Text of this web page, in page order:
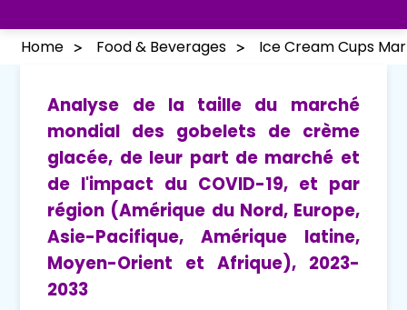
Home Food & Beverages Ice Cream Cups
Analyse de la taille du marché
mondial des gobelets de crème
glacée, de leur part de marché et
de l'impact du COVID-19, et par
région (Amérique du Nord, Europe,
Asie-Pacifique, Amérique latine,
Moyen-Orient et Afrique), 2023-
2033